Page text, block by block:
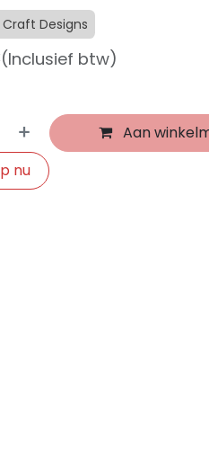
Designs
(Inclusief btw)
Aan
nu